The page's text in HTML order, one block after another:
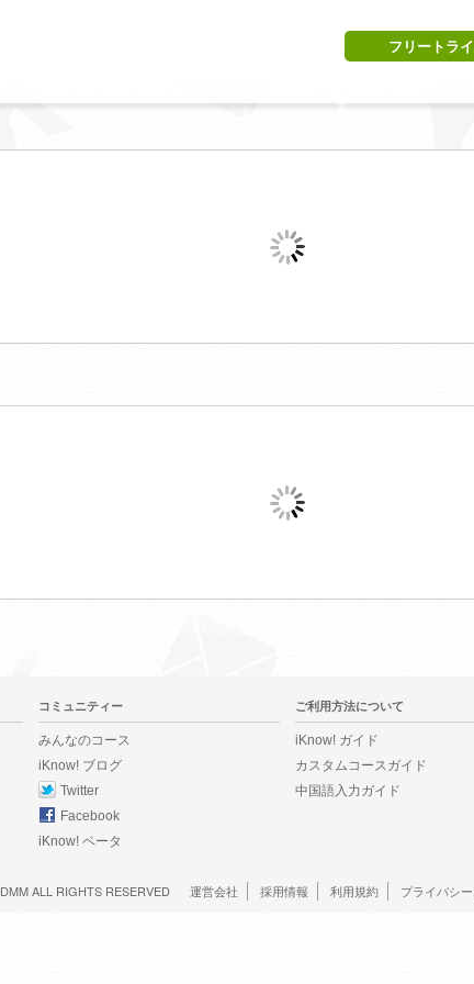
フリートラ
コミュニティー
みんなのコース
iKnow! ブログ
Twitter
Facebook
iKnow! ベータ
ご利用方法について
iKnow! ガイド
カスタムコースガイド
中国語入力ガイド
DMMALL RIGHTS RESERVED 運営会社 採用情報 利用規約 プライバシ